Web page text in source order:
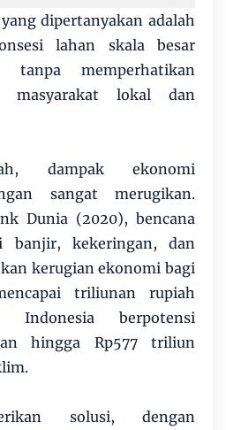
dipertanyakan adalah
lahan skala besar
tanpa memperhatikan
masyarakat lokal dan
dampak ekonomi
sangat merugikan.
Dunia (2020), bencana
banjir, kekeringan, dan
kerugian ekonomi bagi
triliunan rupiah
Indonesia berpotensi
hingga Rp577 triliun
solusi, dengan